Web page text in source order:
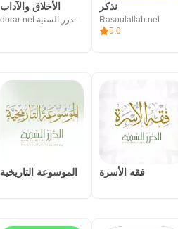
الأخلاق والآداب
dorar net مؤسسة الدرر السنية
نذكر
Rasoulallah.net
5.0
الموسوعة التاريخية فقه الأسرة